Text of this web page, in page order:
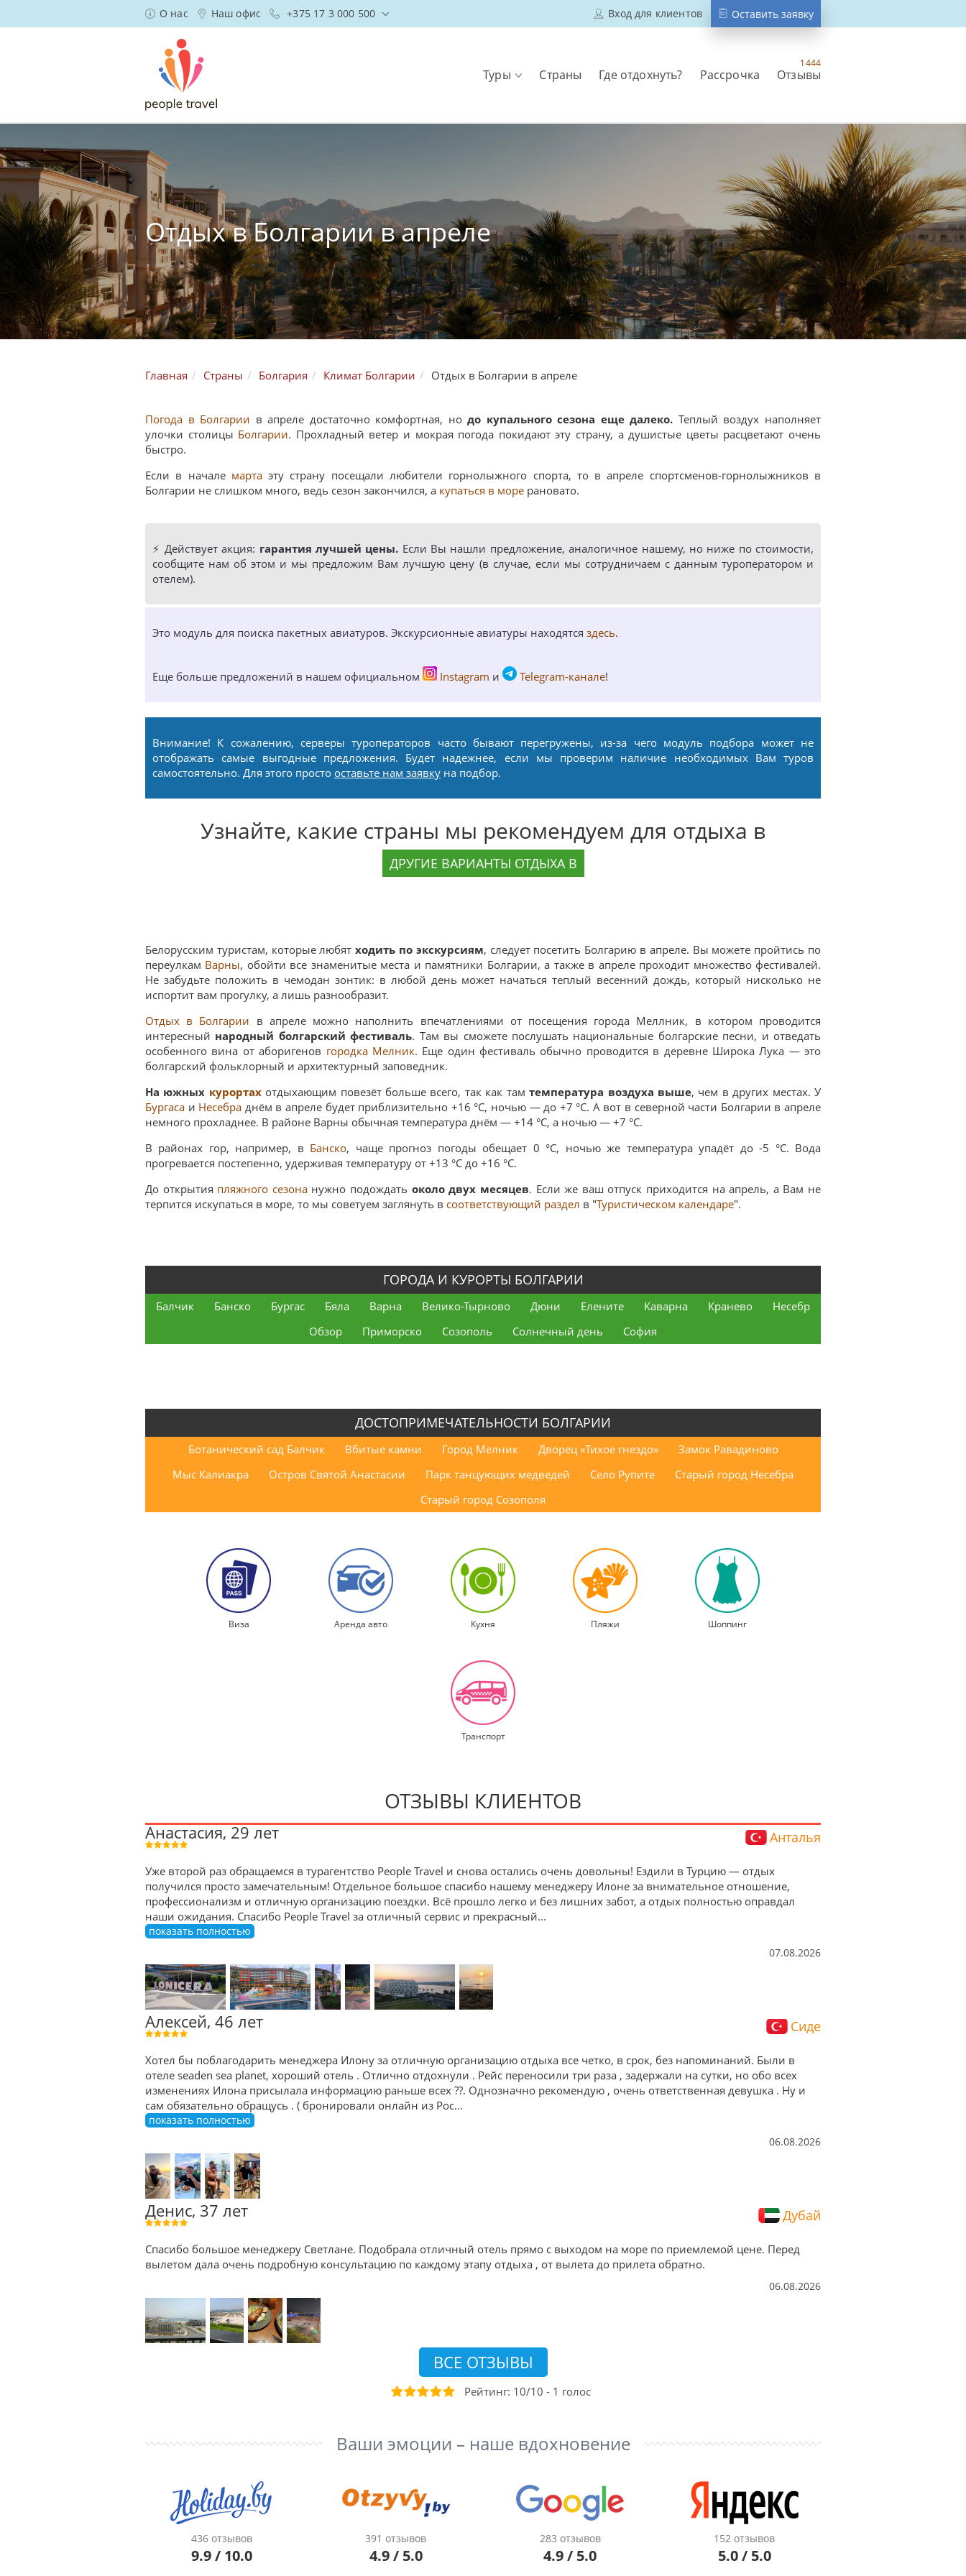
О нас Наш офис +375 17 3 000 500 Вход для клиентов Оставить заявку
Туры Страны Где отдохнуть? Рассрочка Отзывы
1444
Отдых в Болгарии в апреле
Главная Страны Болгария Климат Болгарии Отдых в Болгарии в апреле
Погода в Болгарии в апреле достаточно комфортная, нодо купального сезона еще далеко. Теплый воздух наполняет
улочки столицы Болгарии. Прохладный ветер и мокрая погода покидают эту страну, а душистые цветы расцветают очень
быстро.
Если в начале мартаэту страну посещали любители горнолыжного спорта, то в апреле спортсменов-горнолыжников в
Болгарии не слишком много, ведь сезон закончился, а купаться в море рановато.
⚡️ Действует акция: гарантия лучшей цены. Если Вы нашли предложение, аналогичное нашему, но ниже по стоимости,
сообщите нам об этом и мы предложим Вам лучшую цену (в случае, если мы сотрудничаем с данным туроператором и
отелем).
Это модуль для поиска пакетных авиатуров. Экскурсионные авиатуры находятся здесь.
Еще больше предложений в нашем официальном Instagram и Telegram-канале!
Внимание! К сожалению, серверы туроператоров часто бывают перегружены, из-за чего модуль подбора может не
отображать самые выгодные предложения. Будет надежнее, если мы проверим наличие необходимых Вам туров
самостоятельно. Для этого просто оставьте нам заявку на подбор.
Узнайте, какие страны мы рекомендуем для отдыха в
ДРУГИЕ ВАРИАНТЫ ОТДЫХА В
Белорусским туристам, которые любятходить по экскурсиям, следует посетить Болгарию в апреле. Вы можете пройтись по
переулкам Варны, обойти все знаменитые места и памятники Болгарии, а также в апреле проходит множество фестивалей.
Не забудьте положить в чемодан зонтик: в любой день может начаться теплый весенний дождь, который нисколько не
испортит вам прогулку, а лишь разнообразит.
Отдых в Болгарии в апреле можно наполнить впечатлениями от посещения города Меллник, в котором проводится
интересный народный болгарский фестиваль. Там вы сможете послушать национальные болгарские песни, и отведать
особенного вина от аборигенов городка Мелник. Еще один фестиваль обычно проводится в деревне Широка Лука — это
болгарский фольклорный и архитектурный заповедник.
На южных курортахотдыхающим повезёт больше всего, так как тамтемпература воздуха выше, чем в других местах. У
Бургаса и Несебра днём в апреле будет приблизительно +16 °C, ночью — до +7 °C. А вот в северной части Болгарии в апреле
немного прохладнее. В районе Варны обычная температура днём — +14 °C, а ночью — +7 °C.
В районах гор, например, в Банско, чаще прогноз погоды обещает 0 °C, ночью же температура упадёт до -5 °C. Вода
прогревается постепенно, удерживая температуру от +13 °C до +16 °C.
До открытия пляжного сезонанужно подождать около двух месяцев. Если же ваш отпуск приходится на апрель, а Вам не
терпится искупаться в море, то мы советуем заглянуть в соответствующий раздел в "Туристическом календаре".
ГОРОДА И КУРОРТЫ БОЛГАРИИ
Балчик Банско Бургас Бяла Варна Велико-Тырново Дюни Елените Каварна Кранево
Несебр
Обзор
Приморско Созополь Солнечный день София
ДОСТОПРИМЕЧАТЕЛЬНОСТИ БОЛГАРИИ
Ботанический сад Балчик Вбитые камни Город Мелник Дворец «Тихое гнездо»
Замок Равадиново
Мыс Калиакра
Остров Святой Анастасии Парк танцующих медведей Село Рупите
Старый город Несебра
Старый город Созополя
Виза Аренда авто Кухня Пляжи Шоппинг
Транспорт
ОТЗЫВЫ КЛИЕНТОВ
Анастасия, 29 лет Анталья
Уже второй раз обращаемся в турагентство People Travel и снова остались очень довольны! Ездили в Турцию — отдых
получился просто замечательным! Отдельное большое спасибо нашему менеджеру Илоне за внимательное отношение,
профессионализм и отличную организацию поездки. Всё прошло легко и без лишних забот, а отдых полностью оправдал
наши ожидания. Спасибо People Travel за отличный сервис и прекрасный...
показать полностью
07.08.2026
Алексей, 46 лет Сиде
Хотел бы поблагодарить менеджера Илону за отличную организацию отдыха все четко, в срок, без напоминаний. Были в
отеле seaden sea planet, хороший отель . Отлично отдохнули . Рейс переносили три раза , задержали на сутки, но обо всех
изменениях Илона присылала информацию раньше всех ??. Однозначно рекомендую , очень ответственная девушка . Ну и
сам обязательно обращусь . ( бронировали онлайн из Рос...
показать полностью
06.08.2026
Денис, 37 лет Дубай
Спасибо большое менеджеру Светлане. Подобрала отличный отель прямо с выходом на море по приемлемой цене. Перед
вылетом дала очень подробную консультацию по каждому этапу отдыха , от вылета до прилета обратно.
06.08.2026
ВСЕ ОТЗЫВЫ
Рейтинг: 10/10 - 1 голос
Ваши эмоции – наше вдохновение
436 отзывов
9.9 / 10.0
391 отзывов
4.9 / 5.0
283 отзывов
4.9 / 5.0
152 отзывов
5.0 / 5.0